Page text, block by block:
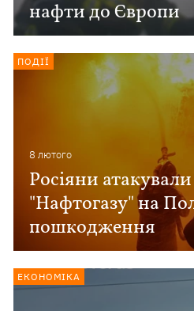
нафти до Європи
8 лютого
Росіяни
"Нафтогазу" на
пошкодження
ПОДІЇ
ЕКОНОМІКА